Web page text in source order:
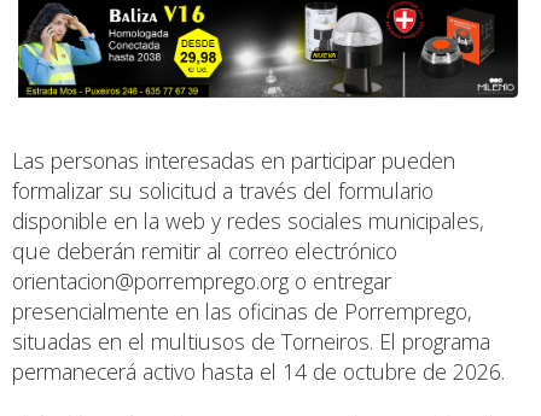
Las personas interesadas en participar pueden
formalizar su solicitud a través del formulario
disponible en la web y redes sociales municipales,
que deberán remitir al correo electrónico
orientacion@porremprego.org o entregar
presencialmente en las oficinas de Porremprego,
situadas en el multiusos de Torneiros. El programa
permanecerá activo hasta el 14 de octubre de 2026.